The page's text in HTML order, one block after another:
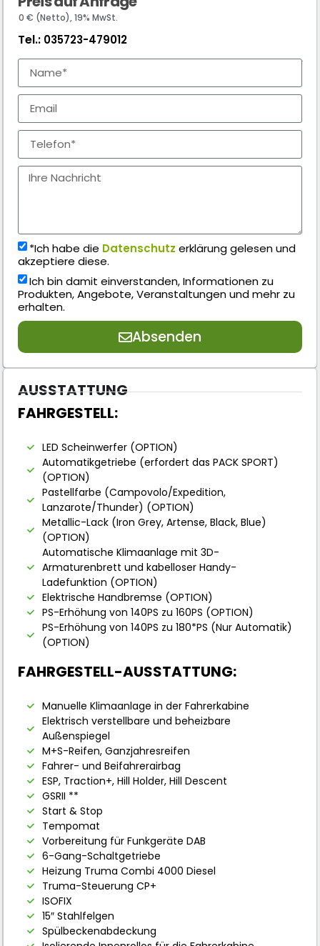
0 € (Netto), 19% MwSt.
Tel.: 035723-479012
*Ich habe die Datenschutz erklärung gelesen und
akzeptiere diese.
Ich bin damit einverstanden, Informationen zu
Produkten, Angebote, Veranstaltungen und mehr zu
erhalten.
Absenden
AUSSTATTUNG
FAHRGESTELL:
LED Scheinwerfer (OPTION)
Automatikgetriebe (erfordert das PACK SPORT)
(OPTION)
Pastellfarbe (Campovolo/Expedition,
Lanzarote/Thunder) (OPTION)
Metallic-Lack (Iron Grey, Artense, Black, Blue)
(OPTION)
Automatische Klimaanlage mit 3D-
Armaturenbrett und kabelloser Handy-
Ladefunktion (OPTION)
Elektrische Handbremse (OPTION)
PS-Erhöhung von 140PS zu 160PS (OPTION)
PS-Erhöhung von 140PS zu 180*PS (Nur Automatik)
(OPTION)
FAHRGESTELL-AUSSTATTUNG:
Manuelle Klimaanlage in der Fahrerkabine
Elektrisch verstellbare und beheizbare
Außenspiegel
M+S-Reifen, Ganzjahresreifen
Fahrer- und Beifahrerairbag
ESP, Traction+, Hill Holder, Hill Descent
GSRII **
Start & Stop
Tempomat
Vorbereitung für Funkgeräte DAB
6-Gang-Schaltgetriebe
Heizung Truma Combi 4000 Diesel
Truma-Steuerung CP+
ISOFIX
15″ Stahlfelgen
Spülbeckenabdeckung